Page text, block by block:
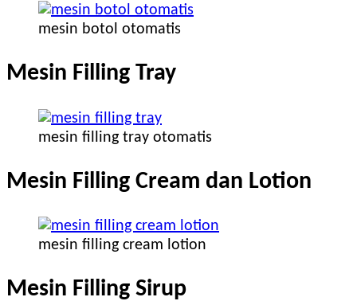
mesin botol otomatis
Mesin Filling Tray
mesin filling tray otomatis
Mesin Filling Cream dan Lotion
mesin filling cream lotion
Mesin Filling Sirup